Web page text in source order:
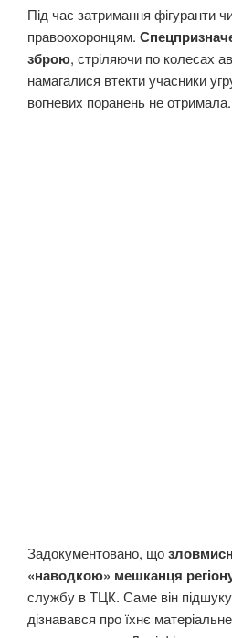
Під час затримання фігуранти
правоохоронцям.
зброю, стріляючи по колесах
намагалися втекти учасники
вогневих поранень не отримала.
Задокументовано, що
«наводкою» мешканця
службу в ТЦК. Саме він
дізнавався про їхнє